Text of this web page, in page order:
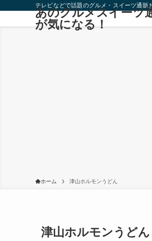
テレビなどで話題のグルメ・スイーツ通販
あのグルメスイーツ
が気になる！
ホーム 津山ホルモンうどん
津山ホルモンうどん